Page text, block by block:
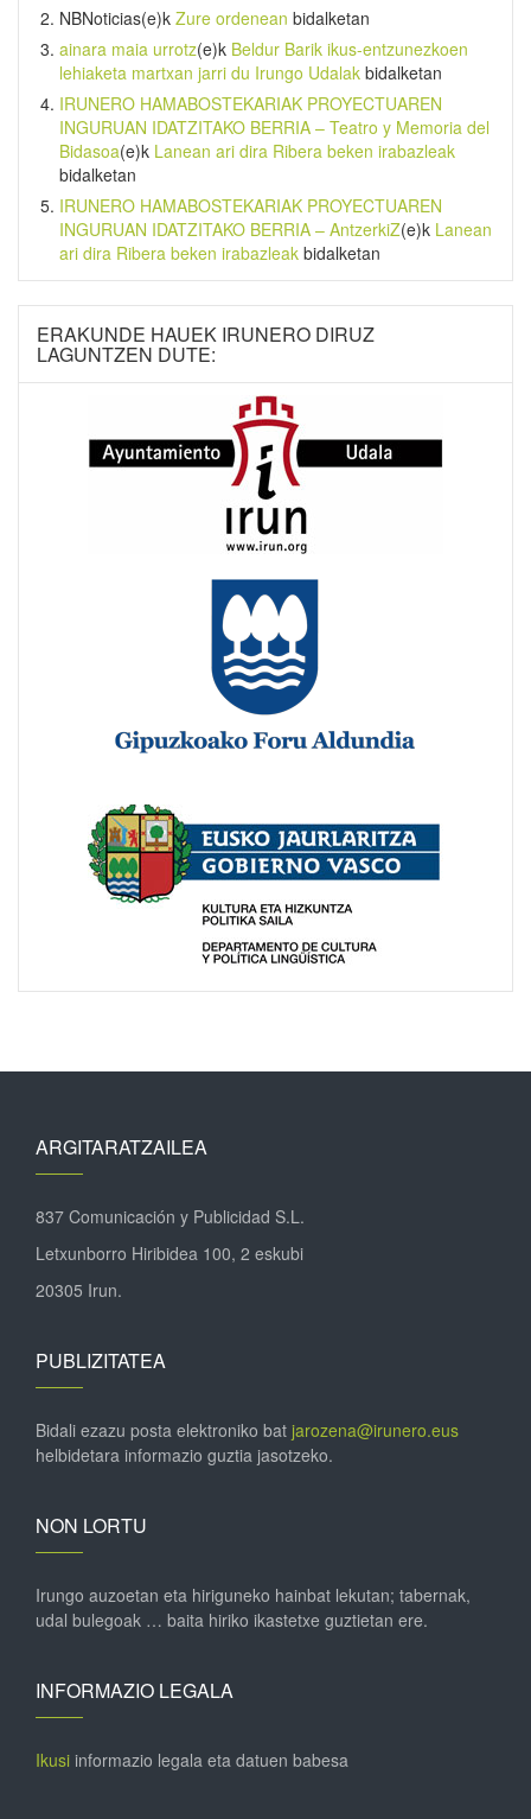
NBNoticias(e)k Zure ordenean bidalketan
ainara maia urrotz(e)k Beldur Barik ikus-entzunezkoen
lehiaketa martxan jarri du Irungo Udalak bidalketan
IRUNERO HAMABOSTEKARIAK PROYECTUAREN
INGURUAN IDATZITAKO BERRIA – Teatro y Memoria del
Bidasoa(e)k Lanean ari dira Ribera beken irabazleak
bidalketan
IRUNERO HAMABOSTEKARIAK PROYECTUAREN
INGURUAN IDATZITAKO BERRIA – AntzerkiZ(e)k Lanean
ari dira Ribera beken irabazleak bidalketan
ERAKUNDE HAUEK IRUNERO DIRUZ
LAGUNTZEN DUTE:
ARGITARATZAILEA
837 Comunicación y Publicidad S.L.
Letxunborro Hiribidea 100, 2 eskubi
20305 Irun.
PUBLIZITATEA
Bidali ezazu posta elektroniko bat jarozena@irunero.eus
helbidetara informazio guztia jasotzeko.
NON LORTU
Irungo auzoetan eta hiriguneko hainbat lekutan; tabernak,
udal bulegoak … baita hiriko ikastetxe guztietan ere.
INFORMAZIO LEGALA
Ikusi informazio legala eta datuen babesa